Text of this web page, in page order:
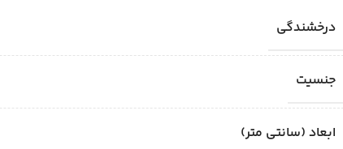
درخشندگی
جنسیت
ابعاد (سانتی متر)